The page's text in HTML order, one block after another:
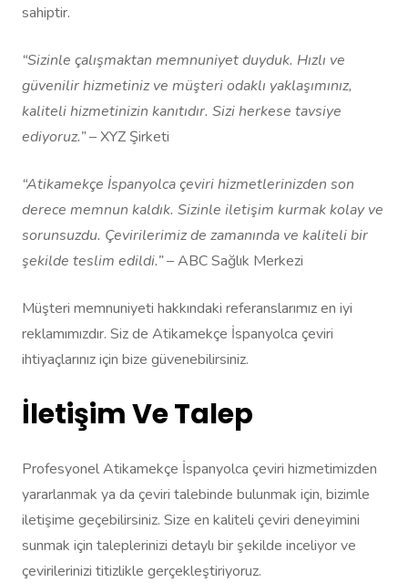
sahiptir.
“Sizinle çalışmaktan memnuniyet duyduk. Hızlı ve
güvenilir hizmetiniz ve müşteri odaklı yaklaşımınız,
kaliteli hizmetinizin kanıtıdır. Sizi herkese tavsiye
ediyoruz.”– XYZ Şirketi
“Atikamekçe İspanyolca çeviri hizmetlerinizden son
derece memnun kaldık. Sizinle iletişim kurmak kolay ve
sorunsuzdu. Çevirilerimiz de zamanında ve kaliteli bir
şekilde teslim edildi.”– ABC Sağlık Merkezi
Müşteri memnuniyeti hakkındaki referanslarımız en iyi
reklamımızdır. Siz de Atikamekçe İspanyolca çeviri
ihtiyaçlarınız için bize güvenebilirsiniz.
İletişim Ve Talep
Profesyonel Atikamekçe İspanyolca çeviri hizmetimizden
yararlanmak ya da çeviri talebinde bulunmak için, bizimle
iletişime geçebilirsiniz. Size en kaliteli çeviri deneyimini
sunmak için taleplerinizi detaylı bir şekilde inceliyor ve
çevirilerinizi titizlikle gerçekleştiriyoruz.